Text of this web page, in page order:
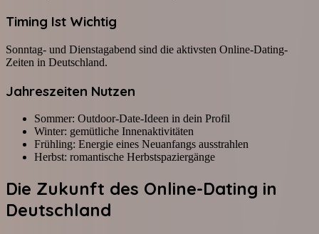
Timing Ist Wichtig
Sonntag- und Dienstagabend sind die aktivsten Online-Dating-
Zeiten in Deutschland.
Jahreszeiten Nutzen
Sommer: Outdoor-Date-Ideen in dein Profil
Winter: gemütliche Innenaktivitäten
Frühling: Energie eines Neuanfangs ausstrahlen
Herbst: romantische Herbstspaziergänge
Die Zukunft des Online-Dating in
Deutschland